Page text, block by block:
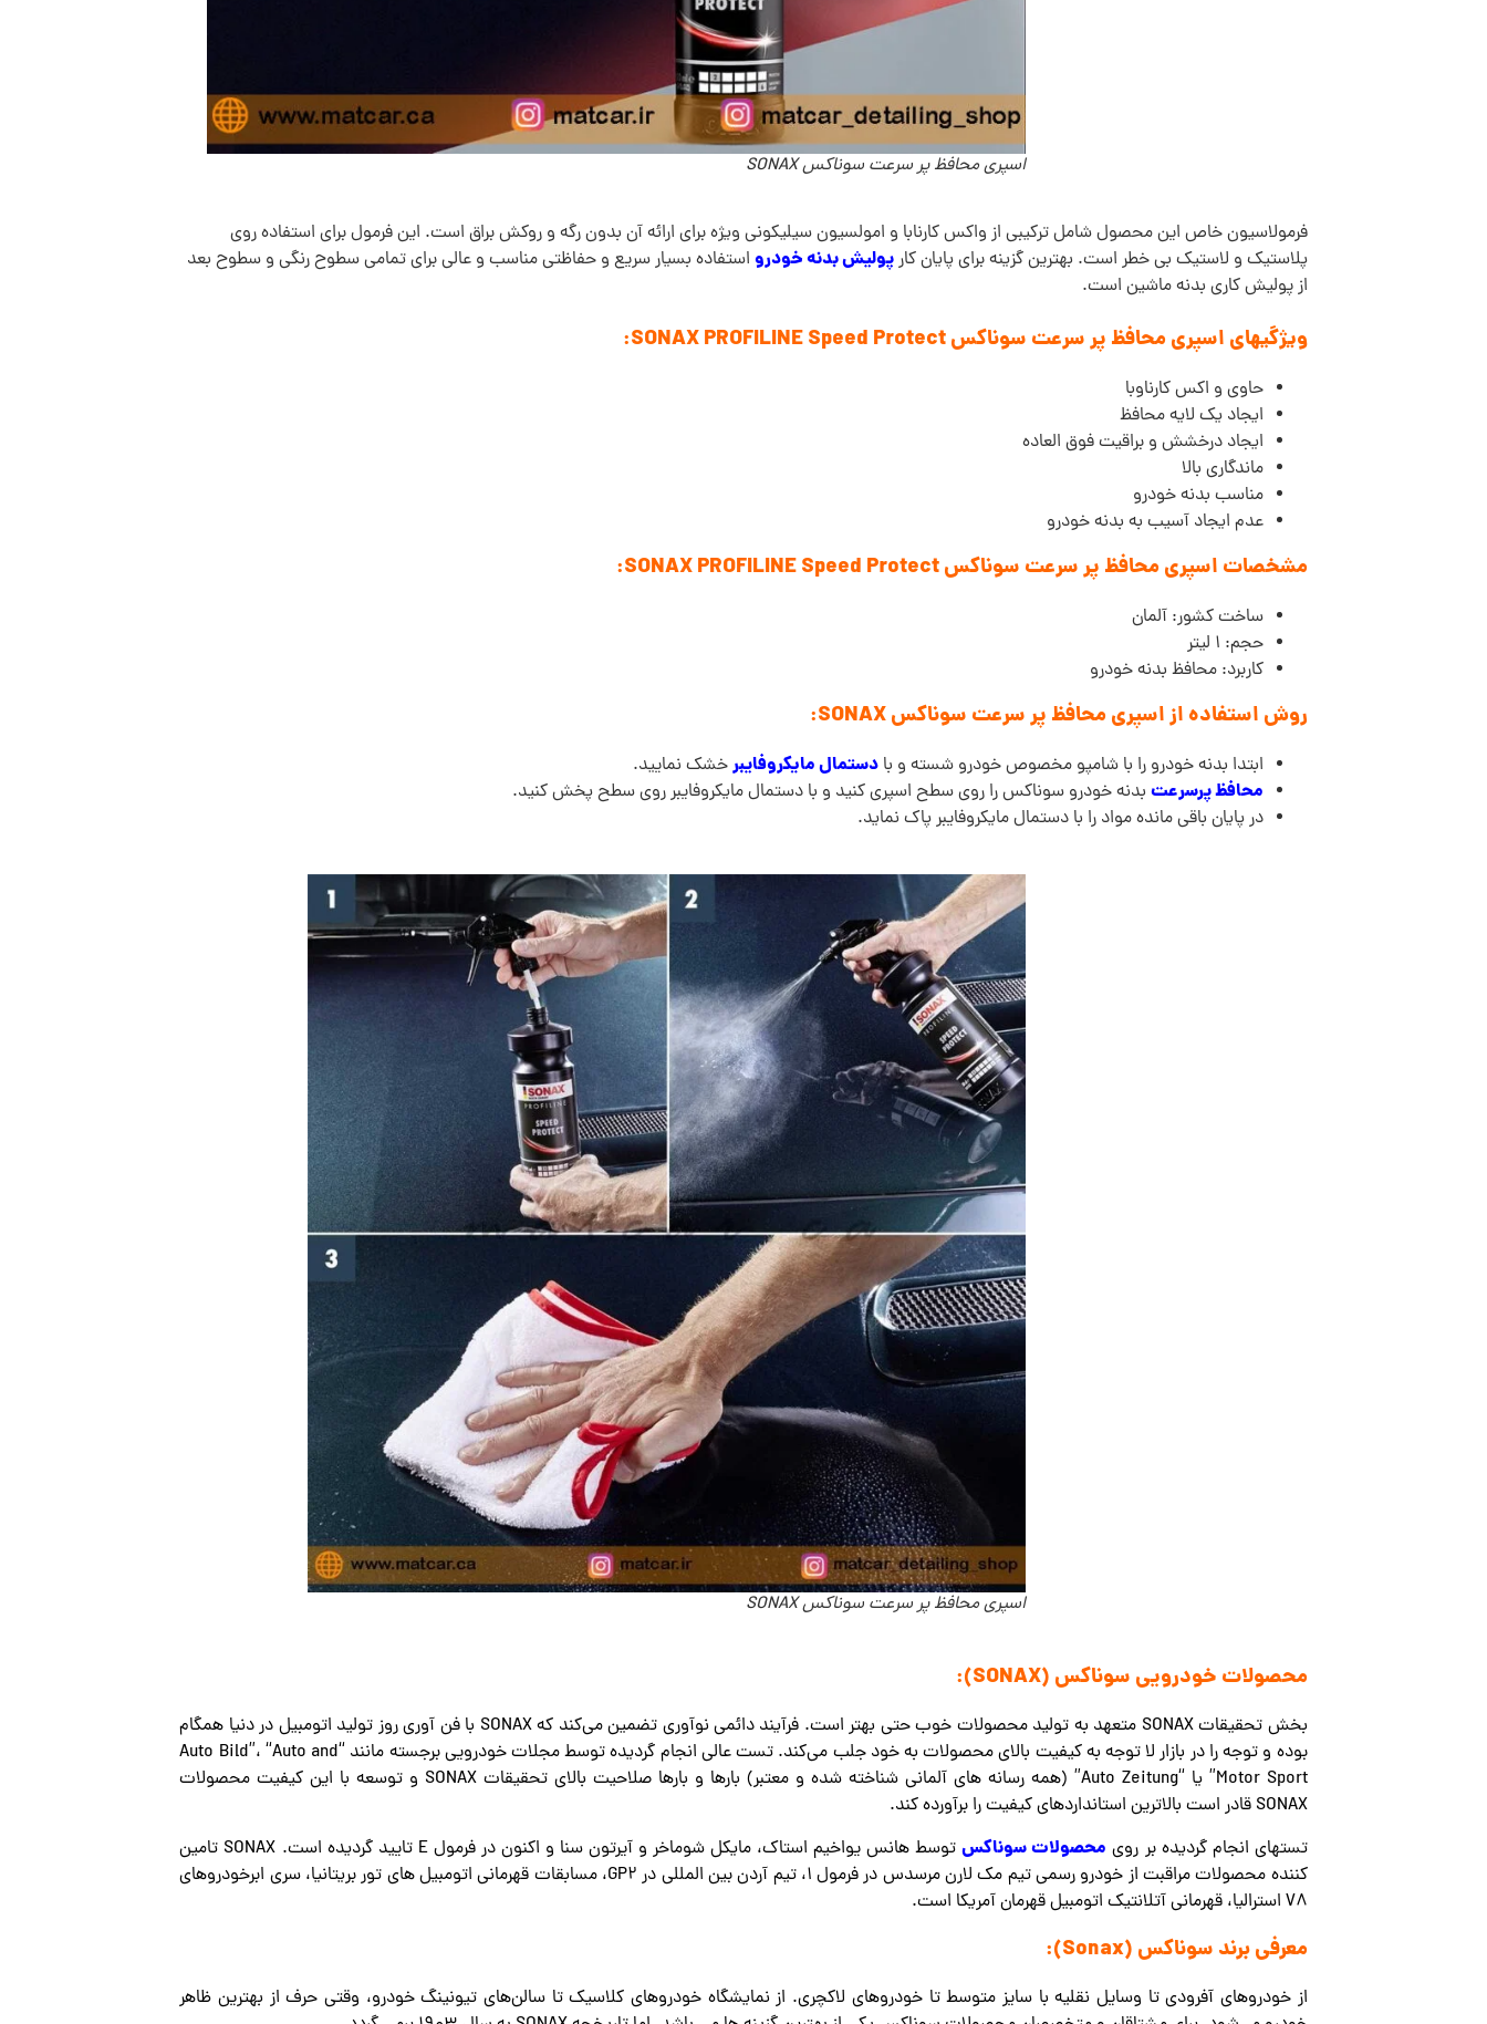
اسپری محافظ پر سرعت سوناکس SONAX
فرمولاسیون خاص این محصول شامل ترکیبی از واکس کارنابا و امولسیون سیلیکونی ویژه برای ارائه آن بدون رگه و روکش براق است. این فرمول برای استفاده روی
پلاستیک و لاستیک بی خطر است. بهترین گزینه برای پایان کارپولیش بدنه خودرو استفاده بسیار سريع و حفاظتی مناسب و عالی براي تمامی سطوح رنگی و سطوح بعد
از پوليش کاری بدنه ماشین است.
ویژگیهای اسپری محافظ پر سرعت سوناکس SONAX PROFILINE Speed Protect:
حاوی و اکس کارناوبا
ایجاد یک لایه محافظ
ایجاد درخشش و براقیت فوق العاده
ماندگاری بالا
مناسب بدنه خودرو
عدم ایجاد آسیب به بدنه خودرو
مشخصات اسپری محافظ پر سرعت سوناکس SONAX PROFILINE Speed Protect:
ساخت کشور: آلمان
حجم: 1 لیتر
کاربرد: محافظ بدنه خودرو
روش استفاده از اسپری محافظ پر سرعت سوناکس SONAX:
ابتدا بدنه خودرو را با شامپو مخصوص خودرو شسته و بادستمال مایکروفایبرخشک نمایید.
محافظ پرسرعت بدنه خودرو سوناکس را روی سطح اسپری کنید و با دستمال مایکروفایبر روی سطح پخش کنید.
در پایان باقی مانده مواد را با دستمال مایکروفایبر پاک نماید.
اسپری محافظ پر سرعت سوناکس SONAX
محصولات خودرویی سوناکس (SONAX):
بخش تحقیقات SONAX متعهد به تولید محصولات خوب حتی بهتر است. فرآیند دائمی نوآوری تضمین می‌کند که SONAX با فن آوری روز تولید اتومبیل در دنیا همگام
بوده و توجه را در بازار لا توجه به کیفیت بالای محصولات به خود جلب می‌کند. تست عالی انجام گردیده توسط مجلات خودرویی برجسته مانند “Auto Bild”، “Auto and
Motor Sport” یا “Auto Zeitung” (همه رسانه های آلمانی شناخته شده و معتبر) بارها و بارها صلاحیت بالای تحقیقات SONAX و توسعه با این کیفیت محصولات
SONAX قادر است بالاترین استانداردهای کیفیت را برآورده کند.
تستهای انجام گردیده بر روی محصولات سوناکس
توسط هانس یواخیم استاک، مایکل شوماخر و آیرتون سنا و اکنون در فرمول E تایید گردیده است. SONAX تامین
کننده محصولات مراقبت از خودرو رسمی تیم مک لارن مرسدس در فرمول 1، تیم آردن بین المللی در GP2، مسابقات قهرمانی اتومبیل های تور بریتانیا، سری ابرخودروهای
V8 استرالیا، قهرمانی آتلانتیک اتومبیل قهرمان آمریکا است.
معرفی برند سوناکس (Sonax):
از خودروهای آفرودی تا وسایل نقلیه با سایز متوسط تا خودروهای لاکچری. از نمایشگاه خودروهای کلاسیک تا سالن‌های تیونینگ خودرو، وقتی حرف از بهترین ظاهر